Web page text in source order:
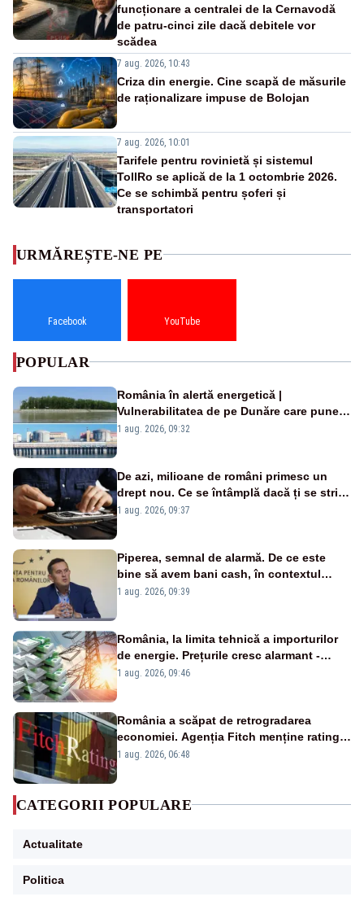
funcționare a centralei de la Cernavodă
de patru-cinci zile dacă debitele vor
scădea
7 aug. 2026, 10:43
Criza din energie. Cine scapă de măsurile
de raționalizare impuse de Bolojan
7 aug. 2026, 10:01
Tarifele pentru rovinietă și sistemul
TollRo se aplică de la 1 octombrie 2026.
Ce se schimbă pentru șoferi și
transportatori
URMĂREȘTE-NE PE
Facebook YouTube
POPULAR
România în alertă energetică |
Vulnerabilitatea de pe Dunăre care pune
în pericol Centrala Cernavodă era
1 aug. 2026, 09:32
De azi, milioane de români primesc un
drept nou. Ce se întâmplă dacă ți se strică
un produs
1 aug. 2026, 09:37
Piperea, semnal de alarmă. De ce este
bine să avem bani cash, în contextul
alertei energetice?
1 aug. 2026, 09:39
România, la limita tehnică a importurilor
de energie. Prețurile cresc alarmant -
Analiză Realitatea Plus
1 aug. 2026, 09:46
România a scăpat de retrogradarea
economiei. Agenția Fitch menține ratingul
„BBB-” cu perspectivă negativă
1 aug. 2026, 06:48
CATEGORII POPULARE
Actualitate
Politica